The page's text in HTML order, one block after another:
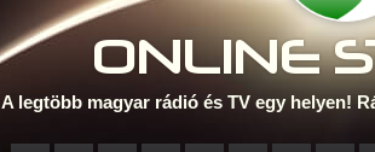
ONLINE S
A legtöbb magyar rádió és TV egy helyen!